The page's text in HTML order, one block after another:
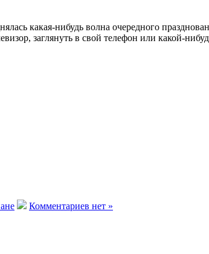
какая-нибудь волна очередного
заглянуть в свой телефон или какой-
Комментариев нет »